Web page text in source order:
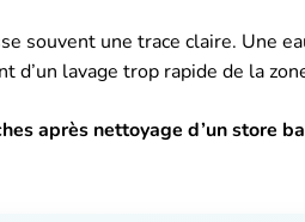
souvent une trace claire. Une
lavage trop rapide de la
après nettoyage d’un store